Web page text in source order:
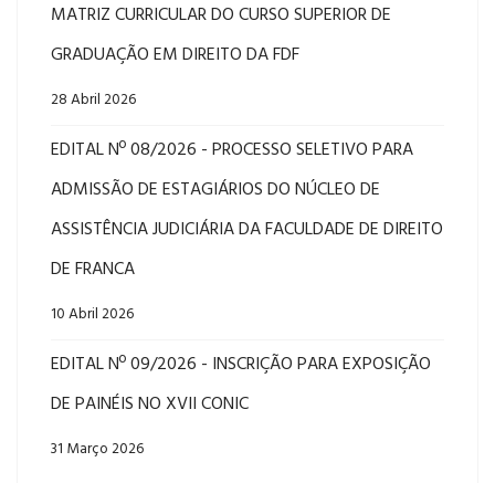
MATRIZ CURRICULAR DO CURSO SUPERIOR DE
GRADUAÇÃO EM DIREITO DA FDF
28 Abril 2026
EDITAL Nº 08/2026 - PROCESSO SELETIVO PARA
ADMISSÃO DE ESTAGIÁRIOS DO NÚCLEO DE
ASSISTÊNCIA JUDICIÁRIA DA FACULDADE DE DIREITO
DE FRANCA
10 Abril 2026
EDITAL Nº 09/2026 - INSCRIÇÃO PARA EXPOSIÇÃO
DE PAINÉIS NO XVII CONIC
31 Março 2026